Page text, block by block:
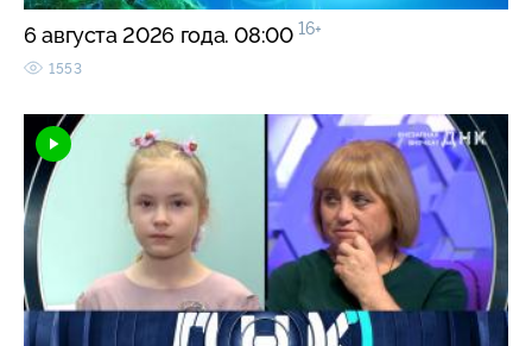
6 августа 2026 года. 08:00 16+
1553